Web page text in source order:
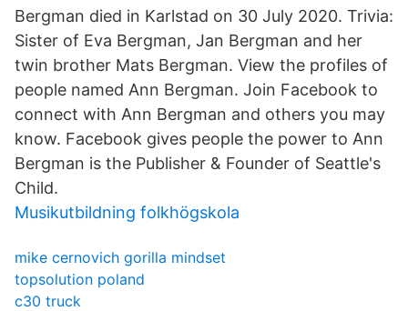
Bergman died in Karlstad on 30 July 2020. Trivia:
Sister of Eva Bergman, Jan Bergman and her
twin brother Mats Bergman. View the profiles of
people named Ann Bergman. Join Facebook to
connect with Ann Bergman and others you may
know. Facebook gives people the power to Ann
Bergman is the Publisher & Founder of Seattle's
Child.
Musikutbildning folkhögskola
mike cernovich gorilla mindset
topsolution poland
c30 truck